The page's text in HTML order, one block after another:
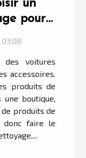
un
pour
voitures
accessoires.
produits de
boutique,
produits de
donc faire le